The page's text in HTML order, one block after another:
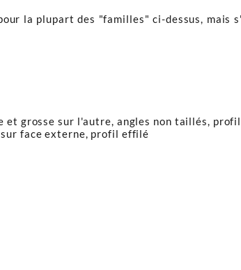
la plupart des "familles" ci-dessus, mais
et grosse sur l'autre, angles non taillés,
sur face externe, profil effilé